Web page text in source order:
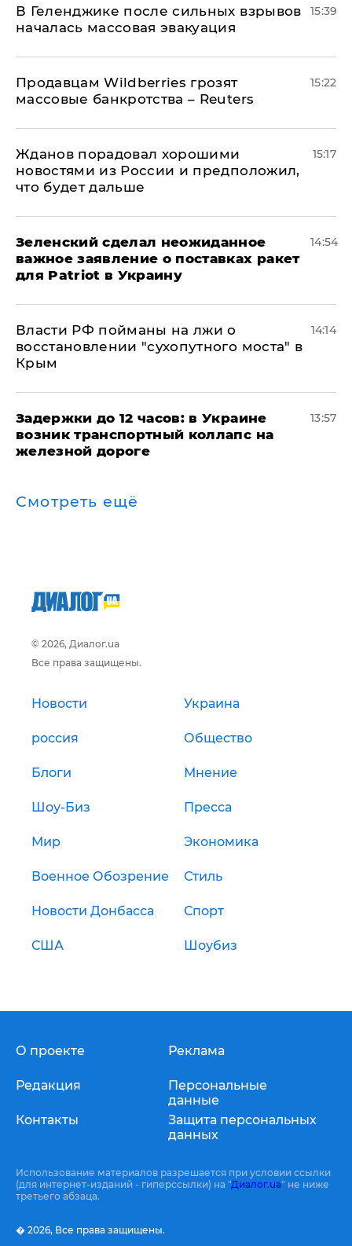
В Геленджике после сильных взрывов
началась массовая эвакуация
15:39
Продавцам Wildberries грозят
массовые банкротства – Reuters
15:22
Жданов порадовал хорошими
новостями из России и предположил,
что будет дальше
15:17
Зеленский сделал неожиданное
важное заявление о поставках ракет
для Patriot в Украину
14:54
Власти РФ пойманы на лжи о
восстановлении "сухопутного моста" в
Крым
14:14
Задержки до 12 часов: в Украине
возник транспортный коллапс на
железной дороге
13:57
Смотреть ещё
© 2026, Диалог.ua
Все права защищены.
Новости Украина
россия Общество
Блоги Мнение
Шоу-Биз Пресса
Мир Экономика
Военное Обозрение Стиль
Новости Донбасса Спорт
США Шоубиз
О проекте
Редакция
Контакты
Реклама
Персональные
данные
Защита персональных
данных
Использование материалов разрешается при условии ссылки
(для интернет-изданий - гиперссылки) на "Диалог.ua" не ниже
третьего абзаца.
� 2026, Все права защищены.